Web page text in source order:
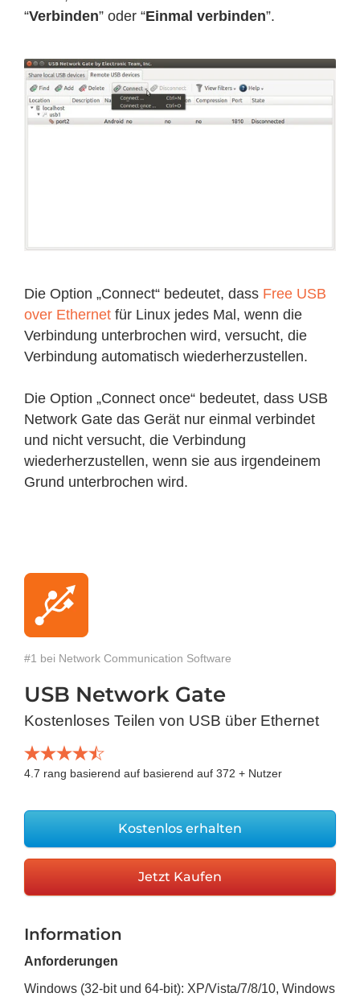
“Verbinden” oder “Einmal verbinden”.
Die Option „Connect“ bedeutet, dass Free USB
over Ethernet für Linux jedes Mal, wenn die
Verbindung unterbrochen wird, versucht, die
Verbindung automatisch wiederherzustellen.
Die Option „Connect once“ bedeutet, dass USB
Network Gate das Gerät nur einmal verbindet
und nicht versucht, die Verbindung
wiederherzustellen, wenn sie aus irgendeinem
Grund unterbrochen wird.
#1 bei Network Communication Software
USB Network Gate
Kostenloses Teilen von USB über Ethernet
4.7 rang basierend auf basierend auf 372 + Nutzer
Kostenlos erhalten
Jetzt Kaufen
Information
Anforderungen
Windows (32-bit und 64-bit): XP/Vista/7/8/10, Windows